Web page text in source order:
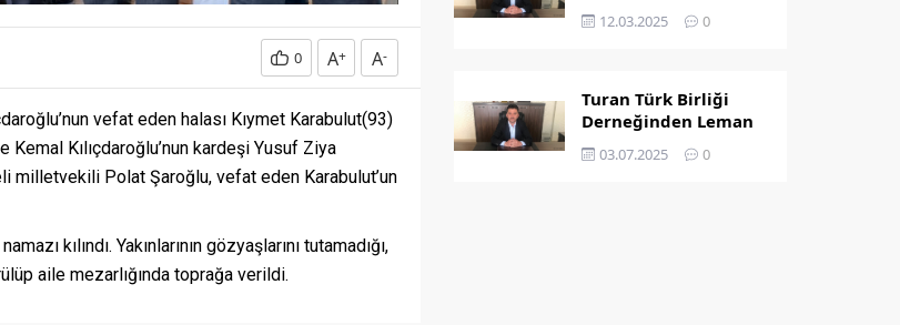
0 A+ A-
vefat eden halası Kıymet Karabulut(93)
Kılıçdaroğlu’nun kardeşi Yusuf Ziya
milletvekili Polat Şaroğlu, vefat eden Karabulut’un
kılındı. Yakınlarının gözyaşlarını tutamadığı,
aile mezarlığında toprağa verildi.
KAPLAN’ OLDU
12.03.2025 0
Turan Türk Birliği
Derneğinden Leman
Dergisi’nin
Peygamber
03.07.2025 0